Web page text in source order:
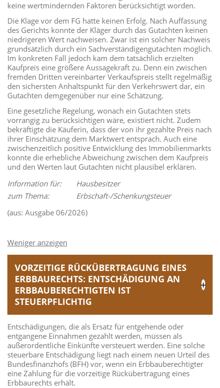
keine wertmindernden Faktoren berücksichtigt worden.
Die Klage vor dem FG hatte keinen Erfolg. Nach Auffassung
des Gerichts konnte der Kläger durch das Gutachten keinen
niedrigeren Wert nachweisen. Zwar ist ein solcher Nachweis
grundsätzlich durch ein Sachverständigengutachten möglich.
Im konkreten Fall jedoch kam dem tatsächlich erzielten
Kaufpreis eine größere Aussagekraft zu. Denn ein zwischen
fremden Dritten vereinbarter Verkaufspreis stellt regelmäßig
den sichersten Anhaltspunkt für den Verkehrswert dar, ein
Gutachten demgegenüber nur eine Schätzung.
Eine gesetzliche Regelung, wonach ein Gutachten stets
vorrangig zu berücksichtigen wäre, existiert nicht. Zudem
bekräftigte die Käuferin, dass der von ihr gezahlte Preis nach
ihrer Einschätzung dem Marktwert entsprach. Auch eine
zwischenzeitlich positive Entwicklung des Immobilienmarkts
konnte die erhebliche Abweichung zwischen dem Kaufpreis
und den Werten laut Gutachten nicht plausibel erklären.
Information für:
Hausbesitzer
zum Thema:
Erbschaft-/Schenkungsteuer
(aus: Ausgabe 06/2026)
VORZEITIGE RÜCKÜBERTRAGUNG EINES
ERBBAURECHTS: ENTSCHÄDIGUNG AN
ERBBAUBERECHTIGTEN IST
STEUERPFLICHTIG
Entschädigungen, die als Ersatz für entgehende oder
entgangene Einnahmen gezahlt werden, müssen als
außerordentliche Einkünfte versteuert werden. Eine solche
steuerbare Entschädigung liegt nach einem neuen Urteil des
Bundesfinanzhofs (BFH) vor, wenn ein Erbbauberechtigter
eine Zahlung für die vorzeitige Rückübertragung eines
Erbbaurechts erhält.